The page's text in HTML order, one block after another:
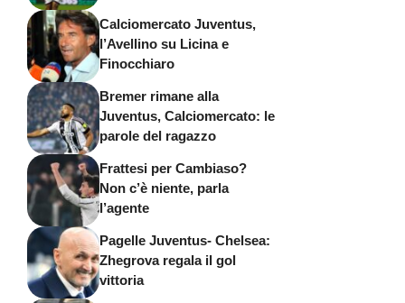
Calciomercato Juventus,
l’Avellino su Licina e
Finocchiaro
Bremer rimane alla
Juventus, Calciomercato: le
parole del ragazzo
Frattesi per Cambiaso?
Non c’è niente, parla
l’agente
Pagelle Juventus- Chelsea:
Zhegrova regala il gol
vittoria